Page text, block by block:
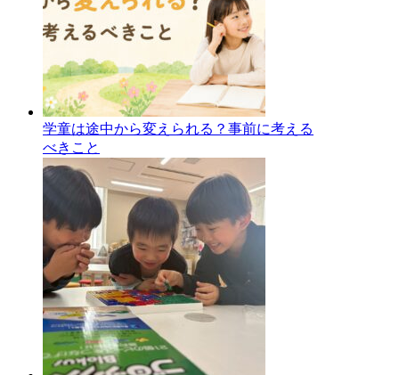
学童は途中から変えられる？事前に考える
べきこと